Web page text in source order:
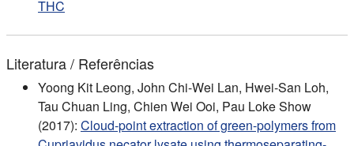
THC
Literatura / Referências
Yoong Kit Leong, John Chi-Wei Lan, Hwei-San Loh,
Tau Chuan Ling, Chien Wei Ooi, Pau Loke Show
(2017): Cloud-point extraction of green-polymers from